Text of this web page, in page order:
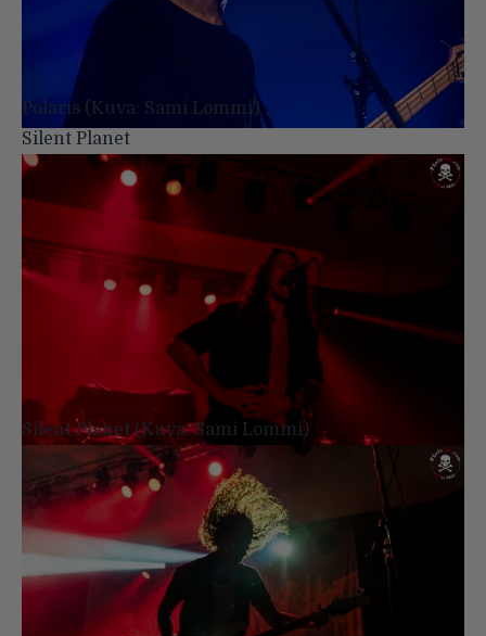
Polaris (Kuva: Sami Lommi)
Silent Planet
Silent Planet (Kuva: Sami Lommi)